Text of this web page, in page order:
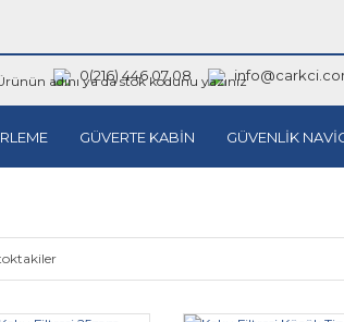
0(216) 446 07 08
GÜVERTE KABİN GÜVENLİK